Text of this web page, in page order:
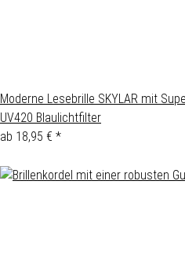
Moderne Lesebrille SKYLAR mit
UV420 Blaulichtfilter
ab 18,95 € *